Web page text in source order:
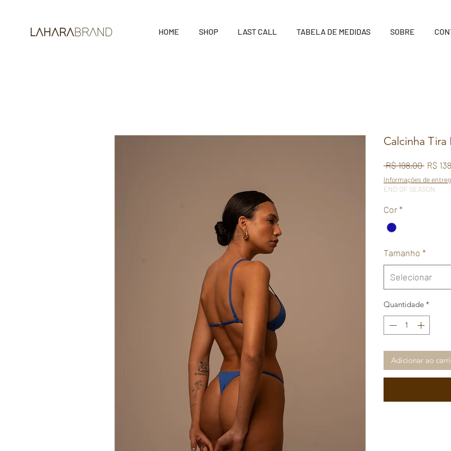
LAHARABRAND HOME SHOP LAST CALL TABELA DE MEDIDAS SOBRE
Calcinha Tira
R$ 198,00 Preço
normal
R$
Informações de
END OF SEASON
Cor*
Tamanho *
Selecionar
Quantidade *
Adicionar ao